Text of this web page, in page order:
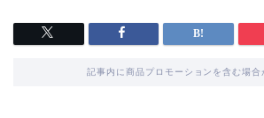
記事内に商品プロモーションを含む場合